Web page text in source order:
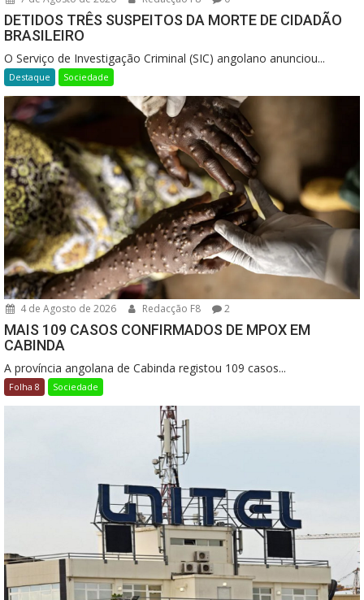
DETIDOS TRÊS SUSPEITOS DA MORTE DE CIDADÃO
BRASILEIRO
O Serviço de Investigação Criminal (SIC) angolano anunciou...
Destaque Sociedade
4 de Agosto de 2026 Redacção F8 2
MAIS 109 CASOS CONFIRMADOS DE MPOX EM
CABINDA
A província angolana de Cabinda registou 109 casos...
Folha 8 Sociedade